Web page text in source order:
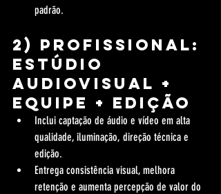
padrão.
2) Profissional:
estúdio
audiovisual +
equipe + edição
Inclui captação de áudio e vídeo em alta
qualidade, iluminação, direção técnica e
edição.
Entrega consistência visual, melhora
retenção e aumenta percepção de valor do